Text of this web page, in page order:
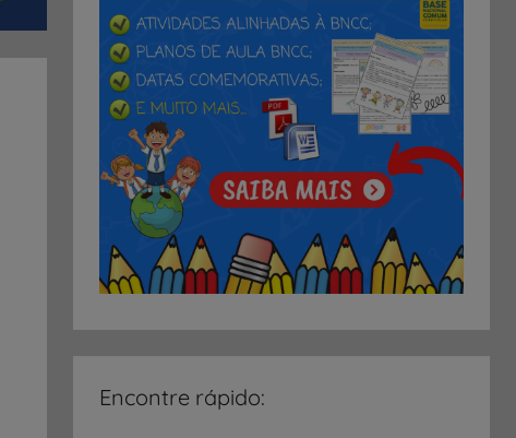
Encontre rápido: